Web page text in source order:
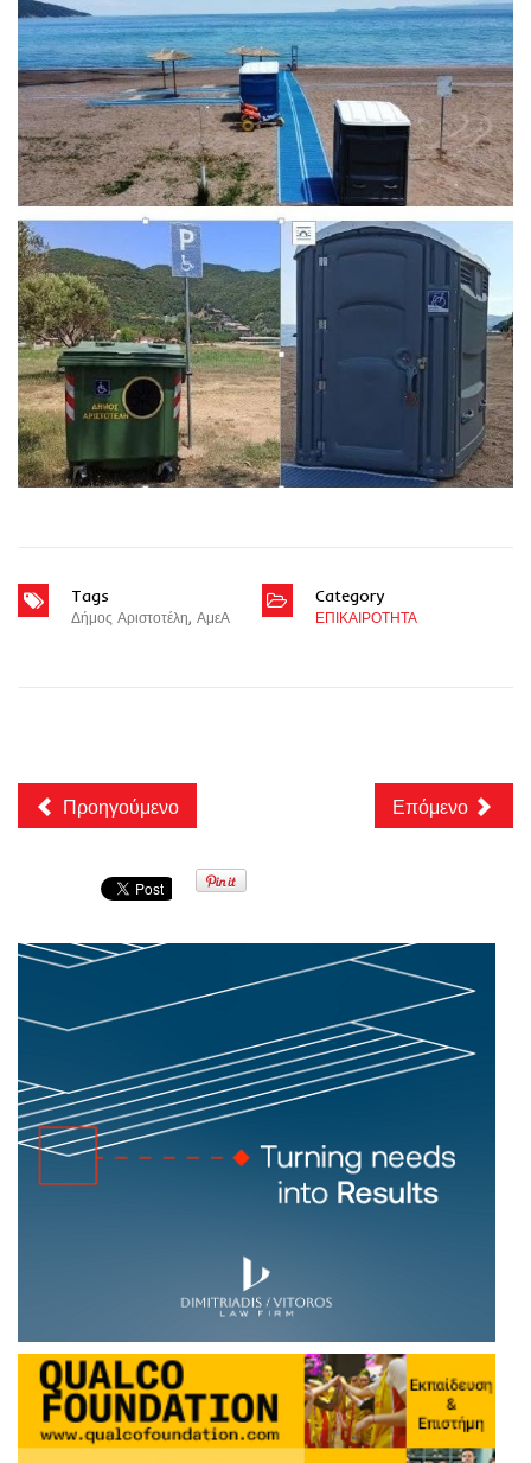
Tags
Δήμος Αριστοτέλη, ΑμεΑ
Category
ΕΠΙΚΑΙΡΟΤΗΤΑ
Προηγούμενο Επόμενο